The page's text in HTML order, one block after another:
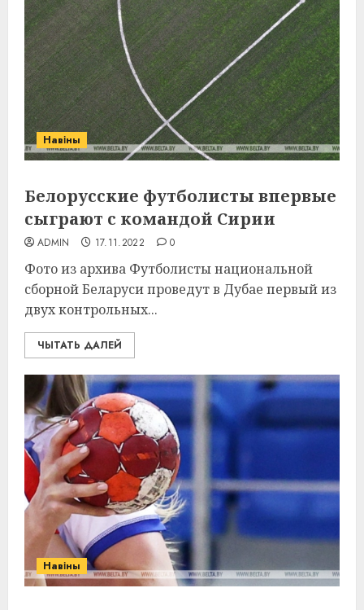
Навіны
Белорусские футболисты впервые
сыграют с командой Сирии
ADMIN 17.11.2022 0
Фото из архива Футболисты национальной
сборной Беларуси проведут в Дубае первый из
двух контрольных...
ЧЫТАТЬ ДАЛЕЙ
Навіны